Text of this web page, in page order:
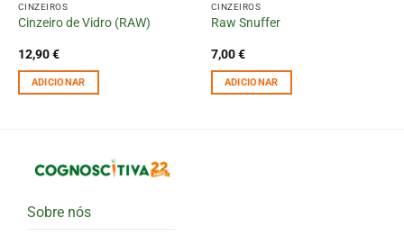
CINZEIROS
Cinzeiro de Vidro (RAW)
12,90€
ADICIONAR
CINZEIROS
Raw Snuffer
7,00€
ADICIONAR
Sobre nós